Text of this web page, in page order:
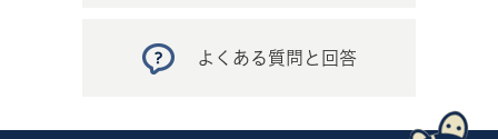
よくある質問と回答